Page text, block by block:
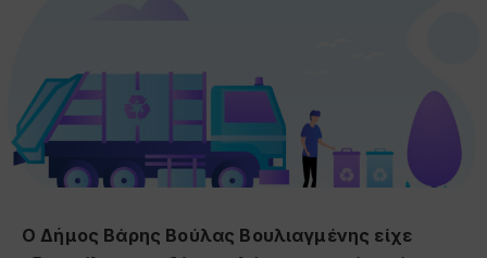
Ο Δήμος Βάρης Βούλας Βουλιαγμένης είχε